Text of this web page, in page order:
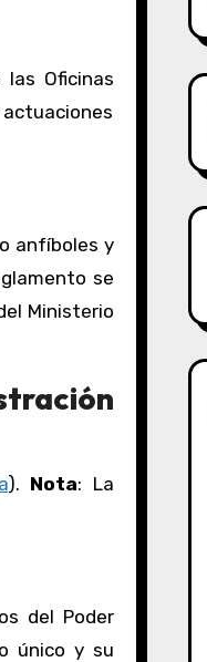
Oficinas
actuaciones
anfíboles y
se
Ministerio
). Nota: La
del Poder
único y su